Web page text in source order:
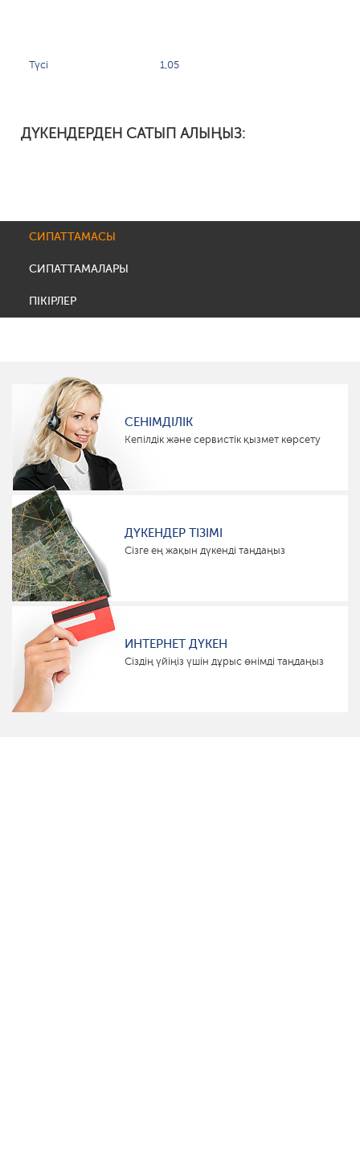
Түсі 1,05
ДҮКЕНДЕРДЕН САТЫП АЛЫҢЫЗ:
СИПАТТАМАСЫ
СИПАТТАМАЛАРЫ
ПІКІРЛЕР
СЕНІМДІЛІК
Кепілдік және сервистік қызмет көрсету
ДҮКЕНДЕР ТІЗІМІ
Сізге ең жақын дүкенді таңдаңыз
ИНТЕРНЕТ ДҮКЕН
Сіздің үйіңіз үшін дұрыс өнімді таңдаңыз